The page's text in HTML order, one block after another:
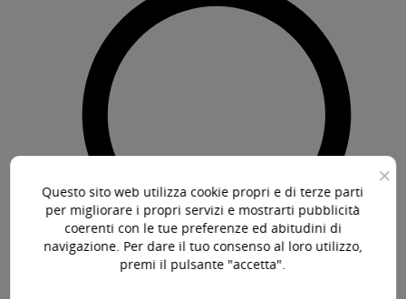
×
Questo sito web utilizza cookie propri e di terze parti
per migliorare i propri servizi e mostrarti pubblicità
coerenti con le tue preferenze ed abitudini di
navigazione. Per dare il tuo consenso al loro utilizzo,
premi il pulsante "accetta".